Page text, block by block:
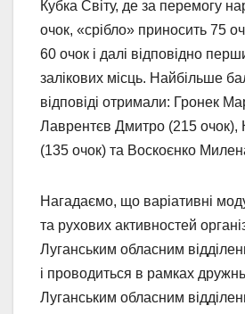
Кубка Світу, де за перемогу
очок, «срібло» приносить 75
60 очок і далі відповідно
залікових місць. Найбільше
відповіді отримали: Гронек
Лаврентєв Дмитро (215 очок),
(135 очок) та Воскоєнко
Нагадаємо, що варіативні
та рухових активностей
Луганським обласним
і проводиться в рамках
Луганським обласним